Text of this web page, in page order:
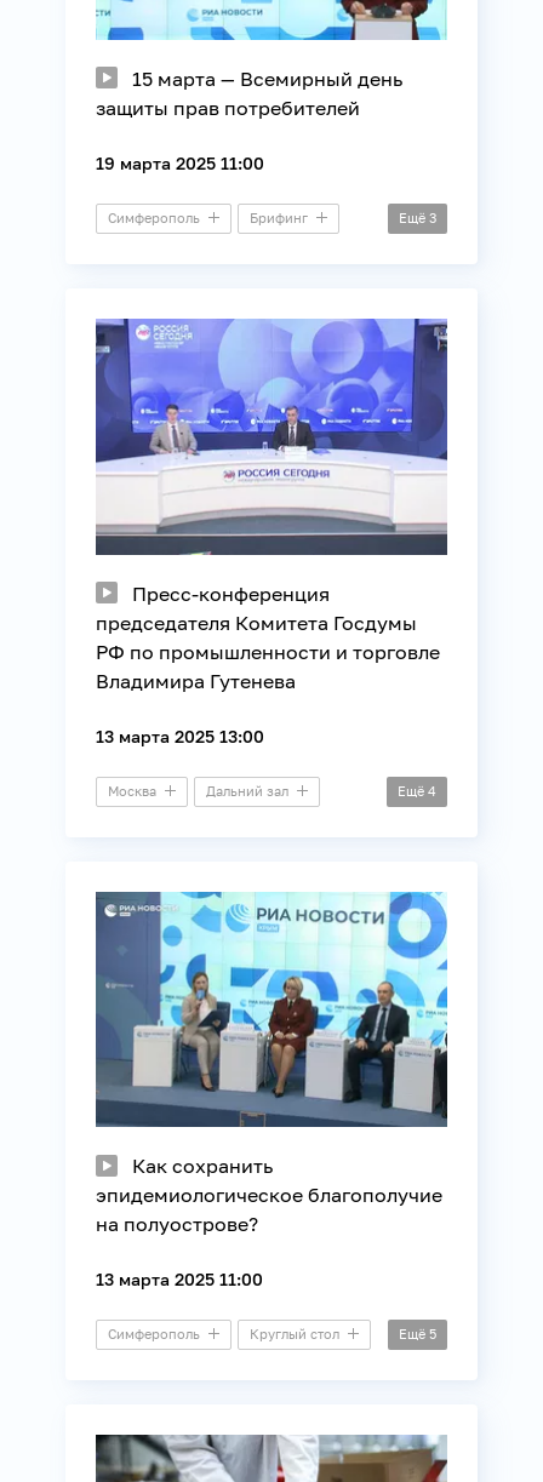
15 марта — Всемирный день
защиты прав потребителей
19 марта 2025 11:00
Симферополь Брифинг Ещё 3
Пресс-конференция
председателя Комитета Госдумы
РФ по промышленности и торговле
Владимира Гутенева
13 марта 2025 13:00
Москва Дальний зал Ещё 4
Как сохранить
эпидемиологическое благополучие
на полуострове?
13 марта 2025 11:00
Симферополь Круглый стол
Регионы России
Ещё 5